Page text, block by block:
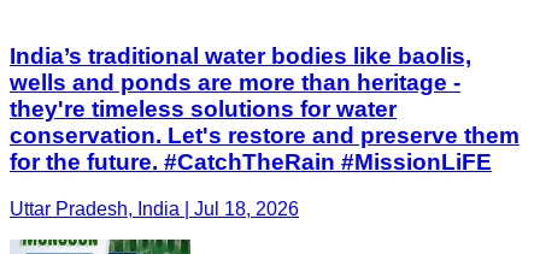
India’s traditional water bodies like baolis,
wells and ponds are more than heritage -
they're timeless solutions for water
conservation. Let's restore and preserve them
for the future. #CatchTheRain #MissionLiFE
Uttar Pradesh, India | Jul 18, 2026